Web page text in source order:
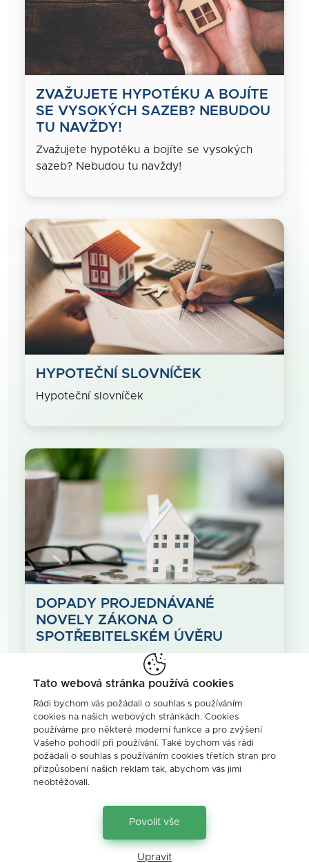
ZVAŽUJETE HYPOTÉKU A BOJÍTE
SE VYSOKÝCH SAZEB? NEBUDOU
TU NAVŽDY!
Zvažujete hypotéku a bojíte se vysokých
sazeb? Nebudou tu navždy!
HYPOTEČNÍ SLOVNÍČEK
Hypoteční slovníček
DOPADY PROJEDNÁVANÉ
NOVELY ZÁKONA O
SPOTŘEBITELSKÉM ÚVĚRU
Možná jste zaznamenali, že v souvislosti s
uplatňováním nezákonných sankc…
Článek HN
Tato webová stránka používá cookies
Rádi bychom vás požádali o souhlas s používáním
cookies na našich webových stránkách. Cookies
používáme pro některé moderní funkce a pro zvýšení
Vašeho pohodlí při používání. Také bychom vás rádi
požádali o souhlas s používáním cookies třetích stran pro
přizpůsobení našich reklam tak, abychom vás jimi
neobtěžovali.
Povolit vše
Upravit